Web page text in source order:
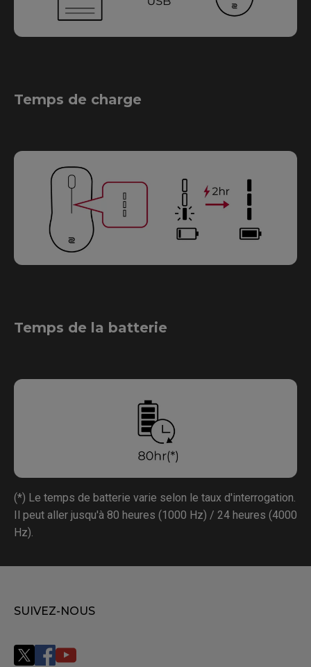
Temps de charge
Temps de la batterie
(*) Le temps de batterie varie selon le taux d'interrogation.
Il peut aller jusqu'à 80 heures (1000 Hz) / 24 heures (4000
Hz).
SUIVEZ-NOUS